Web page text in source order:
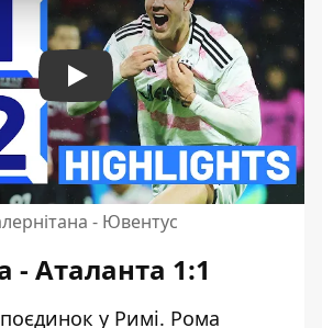
Play
- Ювентус
- Аталанта 1:1
у Римі. Рома